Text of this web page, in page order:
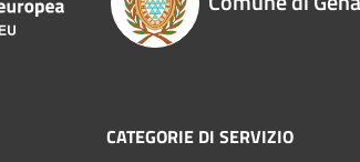
CATEGORIE DI SERVIZIO